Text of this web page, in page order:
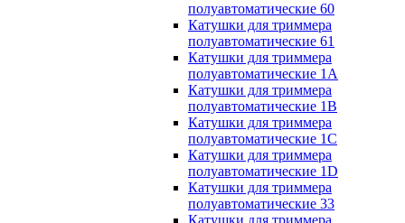
полуавтоматические 60
Катушки для триммера
полуавтоматические 61
Катушки для триммера
полуавтоматические 1A
Катушки для триммера
полуавтоматические 1B
Катушки для триммера
полуавтоматические 1C
Катушки для триммера
полуавтоматические 1D
Катушки для триммера
полуавтоматические 33